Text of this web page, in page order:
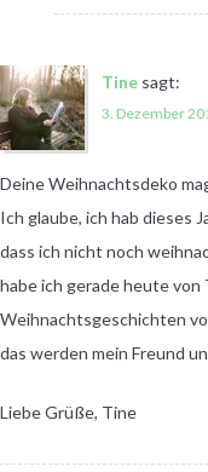
Tine sagt:
3. Dezember
Deine Weihnachtsdeko
Ich glaube, ich hab dieses
dass ich nicht noch
habe ich gerade heute von
Weihnachtsgeschichten
das werden mein Freund
Liebe Grüße, Tine